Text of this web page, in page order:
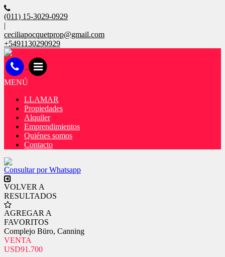
(011) 15-3029-0929
|
ceciliapocquetprop@gmail.com
+5491130290929
MENÚ
LLAMAR
Propiedades
Alquiler
Emprendimientos
Quiénes somos
Contacto
Consultar por Whatsapp
VOLVER A
RESULTADOS
AGREGAR A
FAVORITOS
Complejo Büro, Canning
VENTA
USD91.700